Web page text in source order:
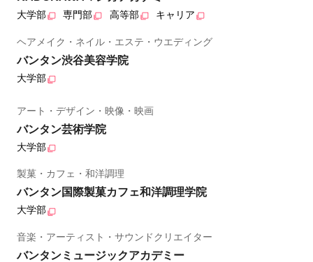
大学部 専門部 高等部 キャリア
ヘアメイク・ネイル・エステ・ウエディング
バンタン渋谷美容学院
大学部
アート・デザイン・映像・映画
バンタン芸術学院
大学部
製菓・カフェ・和洋調理
バンタン国際製菓カフェ和洋調理学院
大学部
音楽・アーティスト・サウンドクリエイター
バンタンミュージックアカデミー